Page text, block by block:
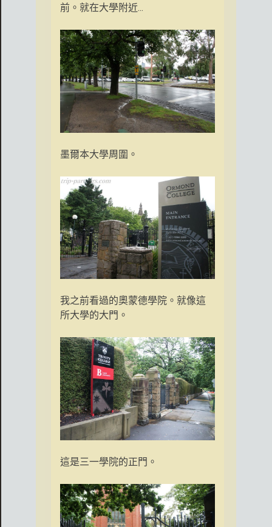
前。就在大學附近...
墨爾本大學周圍。
我之前看過的奧蒙德學院。就像這
所大學的大門。
這是三一學院的正門。